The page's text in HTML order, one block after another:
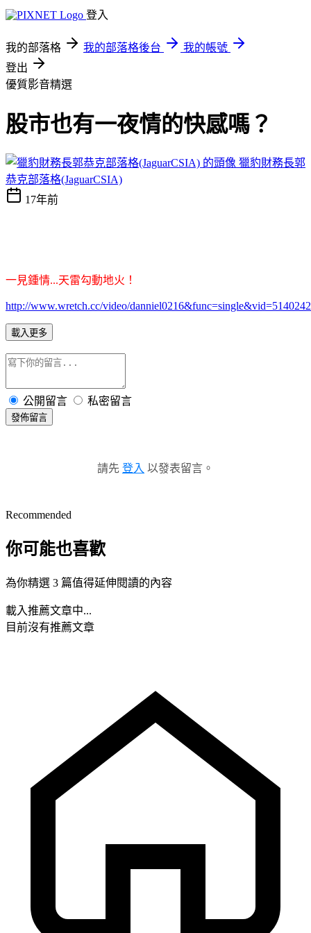
登入
我的部落格 我的部落格後台
我的帳號
登出
優質影音精選
股市也有一夜情的快感嗎？
獵豹財務長郭
恭克部落格(JaguarCSIA)
17年前
一見鍾情...天雷勾動地火！
http://www.wretch.cc/video/danniel0216&func=single&vid=5140242
載入更多
公開留言 私密留言
發佈留言
請先 登入 以發表留言。
Recommended
你可能也喜歡
為你精選 3 篇值得延伸閱讀的內容
載入推薦文章中...
目前沒有推薦文章